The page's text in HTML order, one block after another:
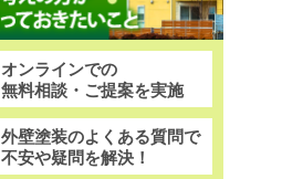
オンラインでの
無料相談・ご提案を実施
外壁塗装のよくある質問で
不安や疑問を解決！